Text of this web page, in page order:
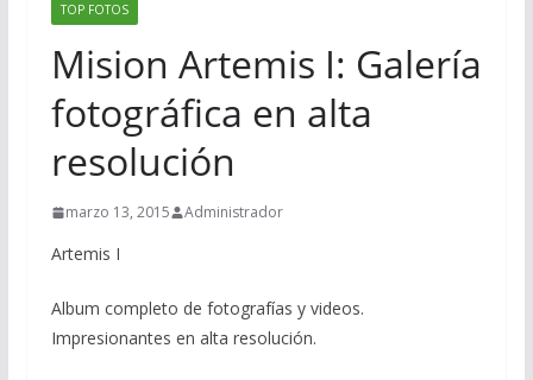
TOP FOTOS
Mision Artemis I: Galería
fotográfica en alta
resolución
marzo 13, 2015 Administrador
Artemis I
Album completo de fotografías y videos.
Impresionantes en alta resolución.